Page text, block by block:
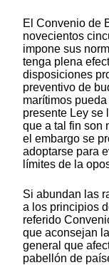
El Convenio de
novecientos
impone sus
tenga plena
disposiciones
preventivo de
marítimos
presente Ley se
que a tal fin son
el embargo se
adoptarse para
límites de la
Si abundan las
a los principios
referido
que aconsejan
general que
pabellón de